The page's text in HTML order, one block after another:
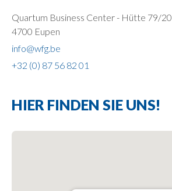
Quartum Business Center - Hütte 79/20
4700 Eupen
info@wfg.be
+32 (0) 87 56 82 01
HIER FINDEN SIE UNS!